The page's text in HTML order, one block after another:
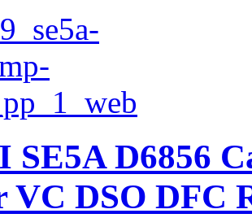
SE5A D6856
VC DSO DFC